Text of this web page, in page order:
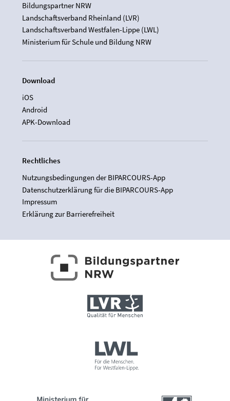
Bildungspartner NRW
Landschaftsverband Rheinland (LVR)
Landschaftsverband Westfalen-Lippe (LWL)
Ministerium für Schule und Bildung NRW
Download
iOS
Android
APK-Download
Rechtliches
Nutzungsbedingungen der BIPARCOURS-App
Datenschutzerklärung für die BIPARCOURS-App
Impressum
Erklärung zur Barrierefreiheit